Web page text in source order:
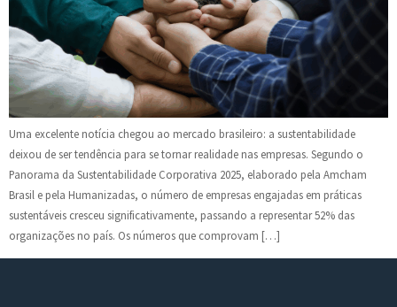
Uma excelente notícia chegou ao mercado brasileiro: a sustentabilidade
deixou de ser tendência para se tornar realidade nas empresas. Segundo o
Panorama da Sustentabilidade Corporativa 2025, elaborado pela Amcham
Brasil e pela Humanizadas, o número de empresas engajadas em práticas
sustentáveis cresceu significativamente, passando a representar 52% das
organizações no país. Os números que comprovam […]